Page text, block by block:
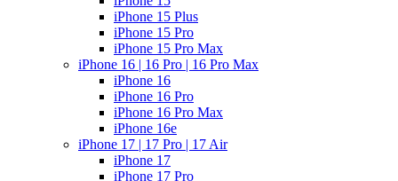
iPhone 15 Plus
iPhone 15 Pro
iPhone 15 Pro Max
iPhone 16 | 16 Pro | 16 Pro Max
iPhone 16
iPhone 16 Pro
iPhone 16 Pro Max
iPhone 16e
iPhone 17 | 17 Pro | 17 Air
iPhone 17
iPhone 17 Pro